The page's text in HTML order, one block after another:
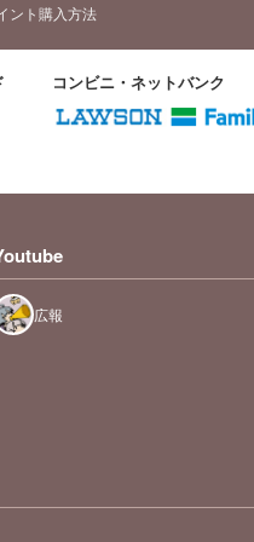
ント購入方法
コンビニ・ネットバンク
広報